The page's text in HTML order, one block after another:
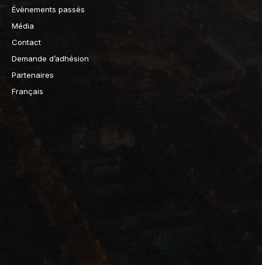
Évènements passés
Média
Contact
Demande d’adhésion
Partenaires
Français